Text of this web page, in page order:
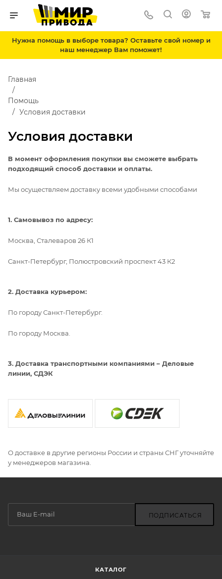
Нужна помощь в выборе товара? Оставьте свой номер и
наш менеджер Вам поможет!
Условия доставки
Главная
Помощь
Условия доставки
В момент оформления покупки вы сможете выбрать
подходящий способ доставки и оплаты.
Мы осуществляем доставку всеми удобными способами
1. Самовывоз по адресу:
Москва, Сталеваров 26 К1
Санкт-Петербург, Полюстровский проспект 43 К2
2. Доставка курьером:
По городу Санкт-Петербург.
По городу Москва.
3. Доставка транспортными компаниями – Деловые
линии, СДЭК
О доставке в другие регионы России и страны СНГ уточняйте
у менеджеров магазина.
ПОДПИСАТЬСЯ
КАТАЛОГ